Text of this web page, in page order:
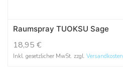
Raumspray TUOKSU Sage
18,95 €
Inkl. gesetzlicher MwSt. zzgl. Versandkosten